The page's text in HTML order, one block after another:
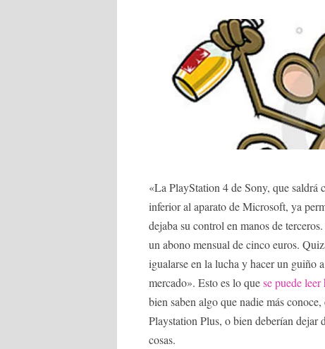
«La PlayStation 4 de Sony, que
inferior al aparato de Microsoft, ya
dejaba su control en manos de
un abono mensual de cinco euros.
igualarse en la lucha y hacer un guiño
mercado». Esto es lo quese puede
bien saben algo que nadie más
Playstation Plus, o bien deberían
cosas.